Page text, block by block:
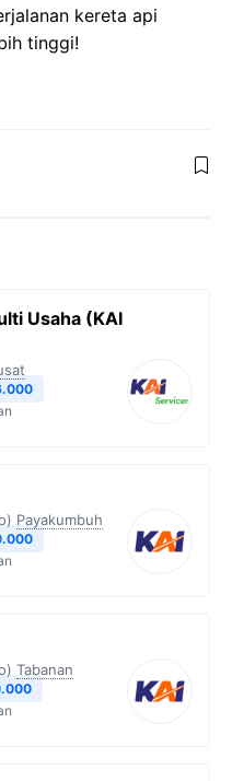
kereta api
tinggi!
Usaha (KAI
Payakumbuh
Tabanan